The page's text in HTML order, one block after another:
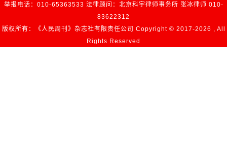
举报电话：010-65363533 法律顾问：北京科宇律师事务所 张冰律师 010-
83622312
版权所有：《人民周刊》杂志社有限责任公司 Copyright © 2017-2026 , All
Rights Reserved